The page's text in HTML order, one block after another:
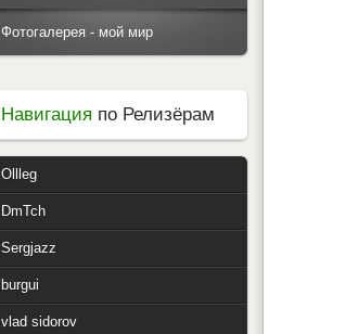
Фотогалерея - мой мир
Навигация по Релизёрам
Ollleg
DmTch
Sergjazz
burgui
vlad sidorov